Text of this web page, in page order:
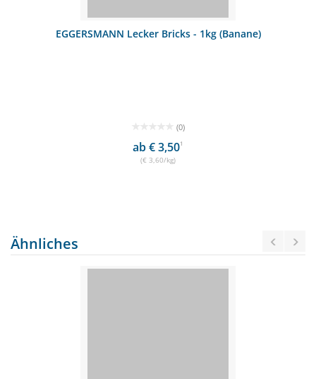
EGGERSMANN Lecker Bricks - 1kg (Banane)
(0)
ab € 3,501
(€ 3,60/kg)
Ähnliches